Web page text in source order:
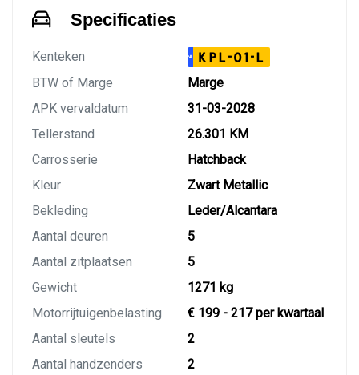
Specificaties
Kenteken NL KPL-01-L
BTW of Marge
Marge
APK vervaldatum
31-03-2028
Tellerstand
26.301 KM
Carrosserie
Hatchback
Kleur
Zwart Metallic
Bekleding
Leder/Alcantara
Aantal deuren
5
Aantal zitplaatsen
5
Gewicht
1271 kg
Motorrijtuigenbelasting
€ 199 - 217 per kwartaal
Aantal sleutels
2
Aantal handzenders
2